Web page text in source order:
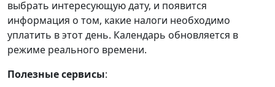
выбрать интересующую дату, и появится
информация о том, какие налоги необходимо
уплатить в этот день. Календарь обновляется в
режиме реального времени.
Полезные сервисы: